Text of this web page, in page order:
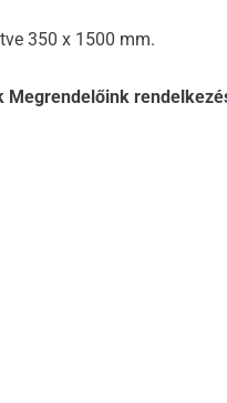
350 x 1500 mm.
Megrendelőink